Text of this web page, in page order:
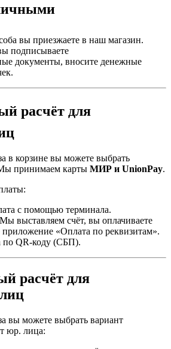
вы приезжаете в наш магазин.
подписываете
документы, вносите денежные
расчёт для
в корзине вы можете выбрать
принимаем карты МИР и UnionPay.
с помощью терминала.
Мы выставляем счёт, вы оплачиваете
приложение «Оплата по реквизитам».
по QR-коду (СБП).
расчёт для
вы можете выбрать вариант
юр. лица: